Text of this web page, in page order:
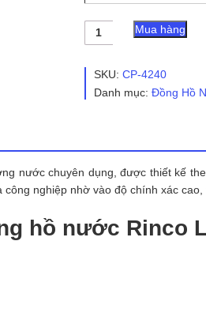
Đồng
RINCO
số
Mua hàng
SKU: CP-4240
Danh mục: Đồng Hồ
nước chuyên dụng, được thiết kế
nghiệp nhờ vào độ chính xác cao,
hồ nước Rinco